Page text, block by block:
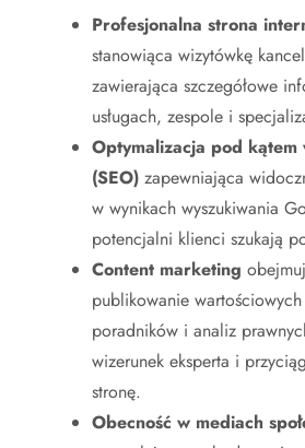
Profesjonalna strona
stanowiąca wizytówkę
zawierająca szczegółowe
usługach, zespole i
Optymalizacja pod kątem
(SEO) zapewniająca
w wynikach wyszukiwania
potencjalni klienci szukają
Content marketing
publikowanie wartościowych
poradników i analiz
wizerunek eksperta i
stronę.
Obecność w mediach